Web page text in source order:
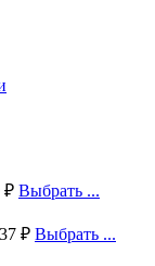
₽ Выбрать ...
₽ Выбрать ...